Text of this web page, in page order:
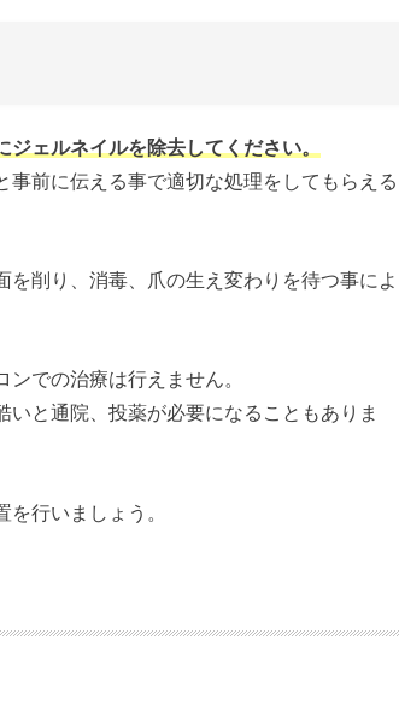
ジェルネイルを除去してください。
前に伝える事で適切な処理をしてもらえる
削り、消毒、爪の生え変わりを待つ事によ
での治療は行えません。
と通院、投薬が必要になることもありま
行いましょう。